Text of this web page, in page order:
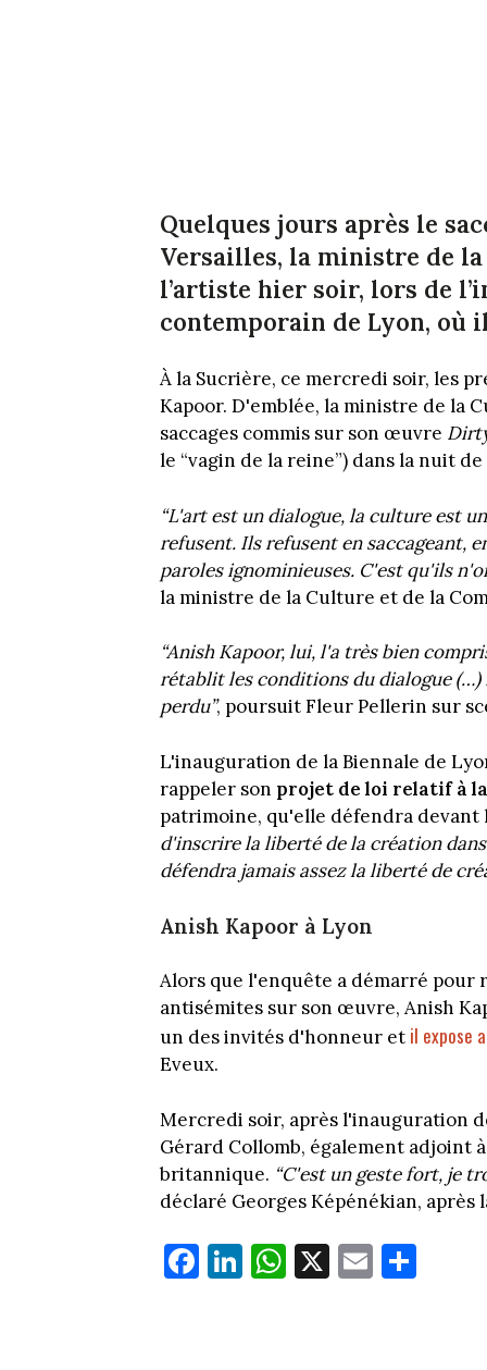
Quelques jours après le
Versailles, la ministre de
l’artiste hier soir, lors de
contemporain de Lyon, où
À la Sucrière, ce mercredi soir, les
Kapoor. D'emblée, la ministre de la
saccages commis sur son œuvre
le “vagin de la reine”) dans la nuit
“L'art est un dialogue, la culture est
refusent. Ils refusent en saccageant,
paroles ignominieuses. C'est qu'ils
la ministre de la Culture et de la
“Anish Kapoor, lui, l'a très bien
rétablit les conditions du dialogue (…)
perdu”, poursuit Fleur Pellerin sur
L'inauguration de la Biennale de
rappeler son projet de loi relatif à
patrimoine, qu'elle défendra devant
d'inscrire la liberté de la création
défendra jamais assez la liberté de
Anish Kapoor à Lyon
Alors que l'enquête a démarré
antisémites sur son œuvre, Anish
un des invités d'honneur et il expose
Eveux.
Mercredi soir, après l'inauguration
Gérard Collomb, également
britannique. “C'est un geste fort, je
déclaré Georges Képénékian, après
Fa
ce
Li
nk
W
ha
X E
m